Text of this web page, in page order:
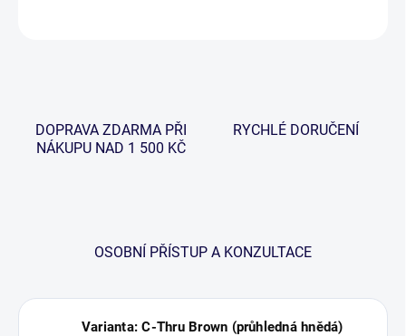
DOPRAVA ZDARMA PŘI
NÁKUPU NAD 1 500 KČ
RYCHLÉ DORUČENÍ
OSOBNÍ PŘÍSTUP A KONZULTACE
Varianta: C-Thru Brown (průhledná hnědá)